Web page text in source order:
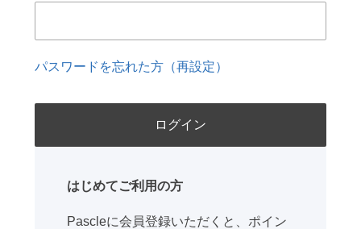
パスワードを忘れた方（再設定）
はじめてご利用の方
Pascleに会員登録いただくと、ポイン